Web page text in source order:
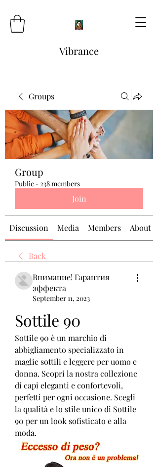
Vibrance
Groups
Group
Public · 238 members
Join
Discussion Media Members About
Back
Внимание! Гарантия
эффекта
September 11, 2023
Sottile 90
Sottile 90 è un marchio di
abbigliamento specializzato in
maglie sottili e leggere per uomo e
donna. Scopri la nostra collezione
di capi eleganti e confortevoli,
perfetti per ogni occasione. Scegli
la qualità e lo stile unico di Sottile
90 per un look sofisticato e alla
moda.